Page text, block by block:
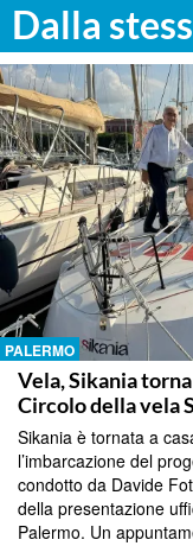
Dalla
PALERMO
Vela, Sikania
Circolo della vela
Sikania è tornata a
l’imbarcazione del
condotto da Davide
della presentazione
Palermo. Un